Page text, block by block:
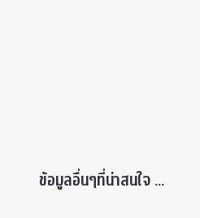
ข้อมูลอื่นๆที่น่าสนใจ ...